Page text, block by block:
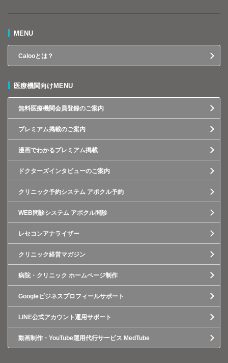
MENU
Calooとは？
医療機関向けMENU
無料医療機関会員登録のご案内
プレミアム掲載のご案内
漫画でわかるプレミアム掲載
ドクターズインタビューのご案内
クリニック予約システム アポクル予約
WEB問診システム アポクル問診
レセコンアナライザー
クリニック経営マガジン
病院・クリニック ホームページ制作
Googleビジネスプロフィールサポート
LINE公式アカウント運用サポート
動画制作・YouTube運用代行サービス MedTube